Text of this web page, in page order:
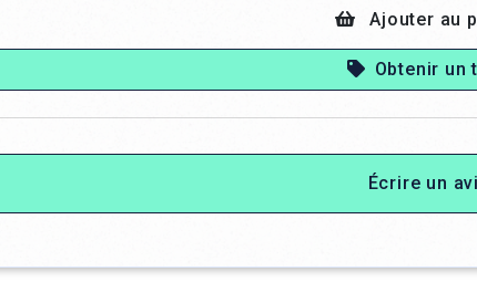
Ajouter au
Obtenir un
Écrire un